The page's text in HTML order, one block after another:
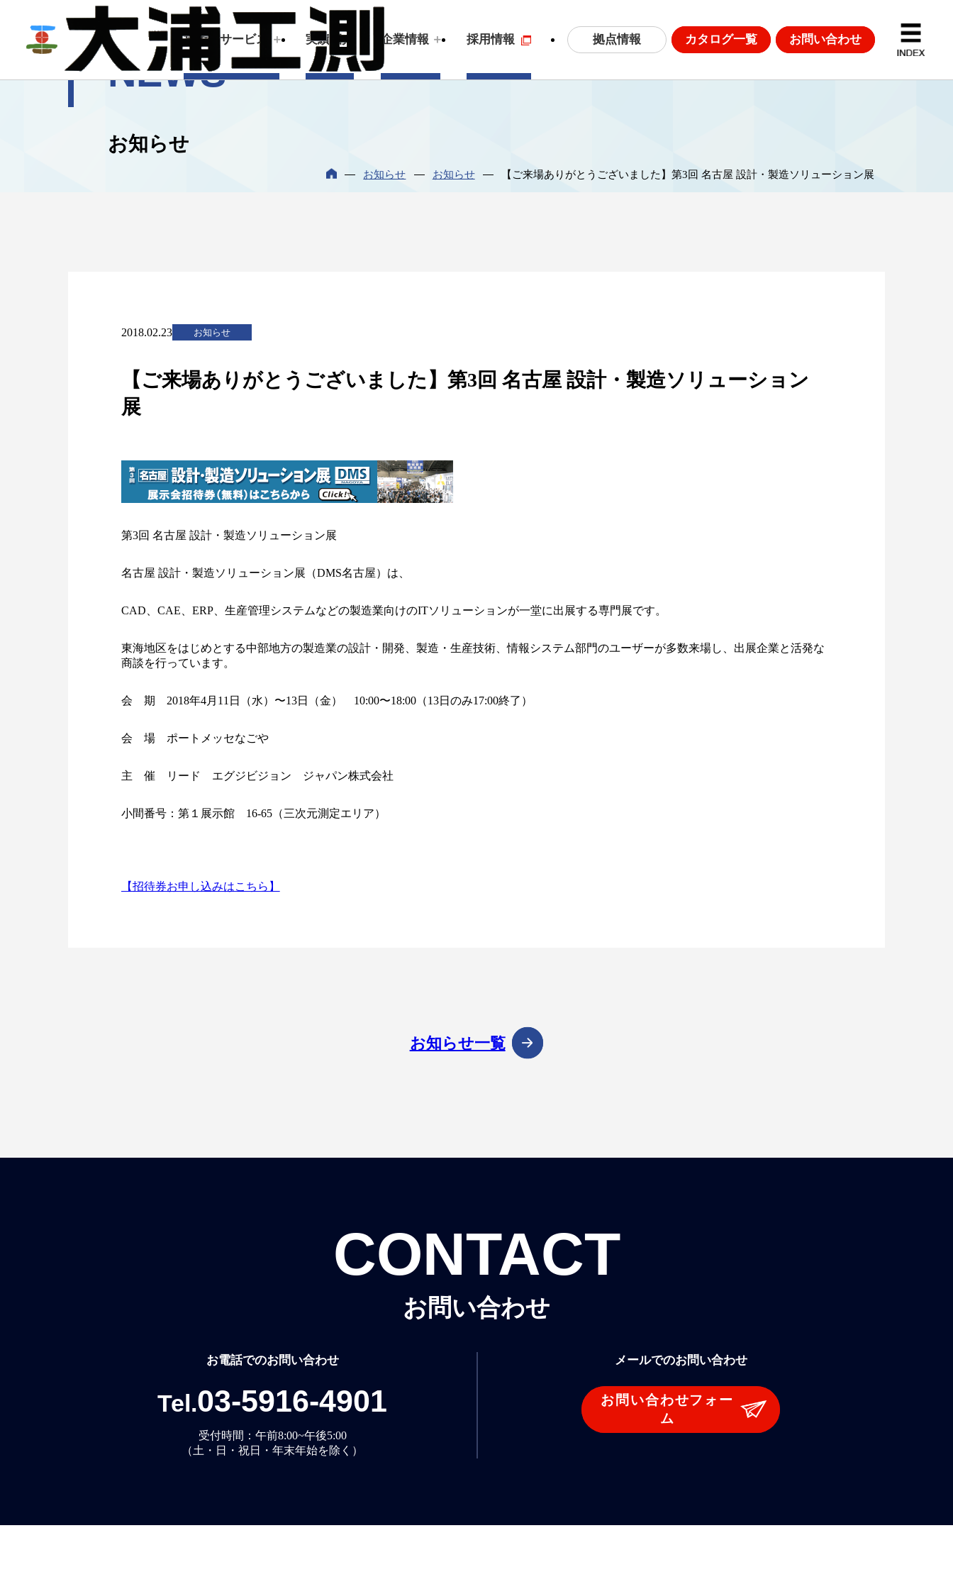
技術・サービス
建築測量
実績紹介 企業情報
トップメッセージ
採用情報 拠点情報 カタログ一覧 お問い合わせ
お知らせ
NEWS
お知らせ お知らせ 【ご来場ありがとうございました】第3回 名古屋 設計・製造ソリューション展
2018.02.23 お知らせ
【ご来場ありがとうございました】第3回 名古屋 設計・製造ソリューション
展
第3回 名古屋 設計・製造ソリューション展
名古屋 設計・製造ソリューション展（DMS名古屋）は、
CAD、CAE、ERP、生産管理システムなどの製造業向けのITソリューションが一堂に出展する専門展です。
東海地区をはじめとする中部地方の製造業の設計・開発、製造・生産技術、情報システム部門のユーザーが多数来場し、出展企業と活発な
商談を行っています。
会 期 2018年4月11日（水）〜13日（金） 10:00〜18:00（13日のみ17:00終了）
会 場 ポートメッセなごや
主 催 リード エグジビジョン ジャパン株式会社
小間番号：第１展示館 16-65（三次元測定エリア）
【招待券お申し込みはこちら】
お知らせ一覧
CONTACT
お問い合わせ
お電話でのお問い合わせ
Tel.03-5916-4901
受付時間：午前8:00~午後5:00
（土・日・祝日・年末年始を除く）
メールでのお問い合わせ
お問い合わせフォー
ム